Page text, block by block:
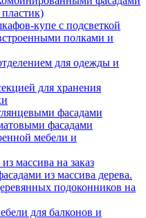
пластик)
купе с подсветкой
полками и
для одежды и
для хранения
фасадами
фасадами
мебели и
массива на заказ
из массива дерева.
подоконников на
для балконов и